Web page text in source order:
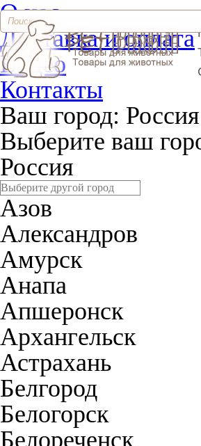
О нас
Доставка и оплата
Видео
Контакты
Ваш город: Россия
Выберите ваш
Россия
Азов
Александров
Амурск
Анапа
Апшеронск
Архангельск
Астрахань
Белгород
Белогорск
Белореченск